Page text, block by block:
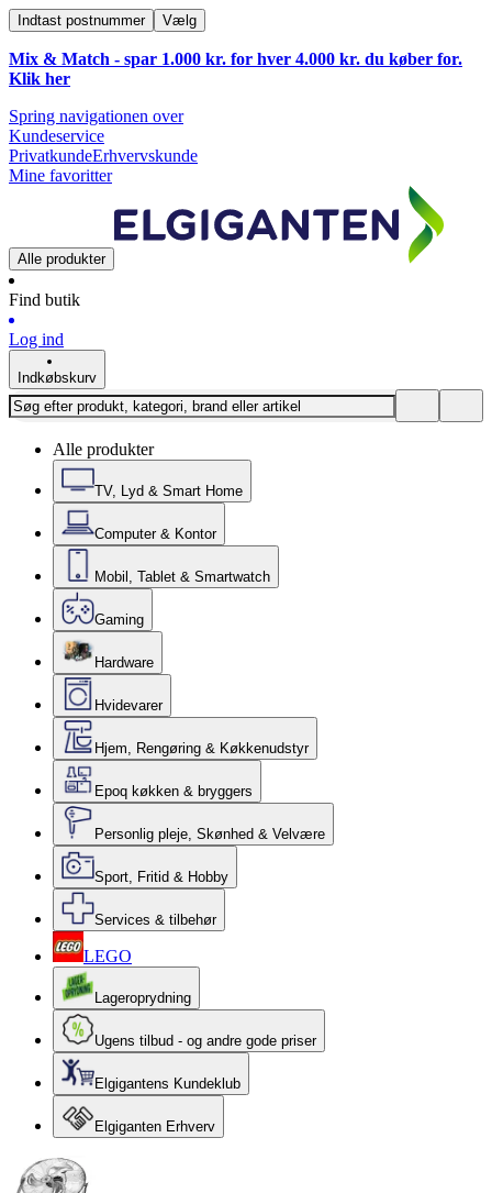
Indtast postnummer Vælg
Mix & Match - spar 1.000 kr. for hver 4.000 kr. du køber for.
Klik her
Spring navigationen over
Kundeservice
PrivatkundeErhvervskunde
Mine favoritter
Alle produkter
Find butik
Log ind
Indkøbskurv
Alle produkter
TV, Lyd & Smart Home
Computer & Kontor
Mobil, Tablet & Smartwatch
Gaming
Hardware
Hvidevarer
Hjem, Rengøring & Køkkenudstyr
Epoq køkken & bryggers
Personlig pleje, Skønhed & Velvære
Sport, Fritid & Hobby
Services & tilbehør
LEGO
Lageroprydning
Ugens tilbud - og andre gode priser
Elgigantens Kundeklub
Elgiganten Erhverv